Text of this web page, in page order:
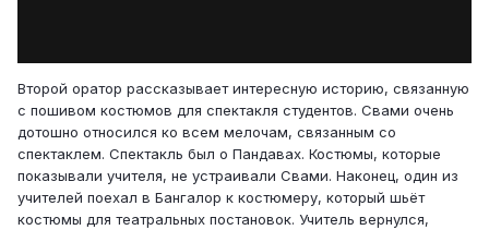
Второй оратор рассказывает интересную историю, связанную
с пошивом костюмов для спектакля студентов. Свами очень
дотошно относился ко всем мелочам, связанным со
спектаклем. Спектакль был о Пандавах. Костюмы, которые
показывали учителя, не устраивали Свами. Наконец, один из
учителей поехал в Бангалор к костюмеру, который шьёт
костюмы для театральных постановок. Учитель вернулся,